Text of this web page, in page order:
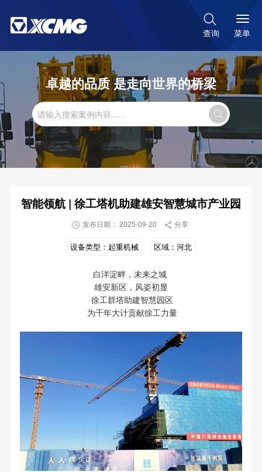

查询 菜单
卓越的品质 是走向世界的桥梁

智能领航 | 徐工塔机助建雄安智慧城市产业园
 发布日期： 2025-09-20  分享
设备类型： 起重机械 区域： 河北
白洋淀畔，未来之城
雄安新区，风姿初显
徐工群塔助建智慧园区
为千年大计贡献徐工力量